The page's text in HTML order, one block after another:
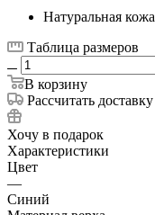
Натуральная кожа
Таблица размеров
В корзину
Рассчитать доставку
Хочу в подарок
Характеристики
Цвет
—
Синий